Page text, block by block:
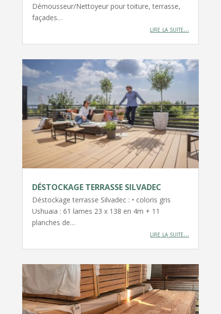
Démousseur/Nettoyeur pour toiture, terrasse,
façades…
lire la suite…
DÉSTOCKAGE TERRASSE SILVADEC
Déstockage terrasse Silvadec : • coloris gris
Ushuaia : 61 lames 23 x 138 en 4m + 11
planches de…
lire la suite…